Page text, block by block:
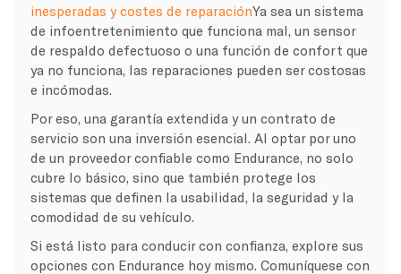
inesperadas y costes de reparaciónYa sea un sistema
de infoentretenimiento que funciona mal, un sensor
de respaldo defectuoso o una función de confort que
ya no funciona, las reparaciones pueden ser costosas
e incómodas.
Por eso, una garantía extendida y un contrato de
servicio son una inversión esencial. Al optar por uno
de un proveedor confiable como Endurance, no solo
cubre lo básico, sino que también protege los
sistemas que definen la usabilidad, la seguridad y la
comodidad de su vehículo.
Si está listo para conducir con confianza, explore sus
opciones con Endurance hoy mismo. Comuníquese con